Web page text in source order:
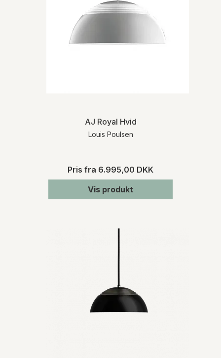
AJ Royal Hvid
Louis Poulsen
Pris fra 6.995,00 DKK
Vis produkt